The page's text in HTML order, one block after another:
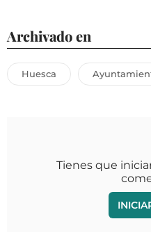
Archivado en
Huesca
Tienes que